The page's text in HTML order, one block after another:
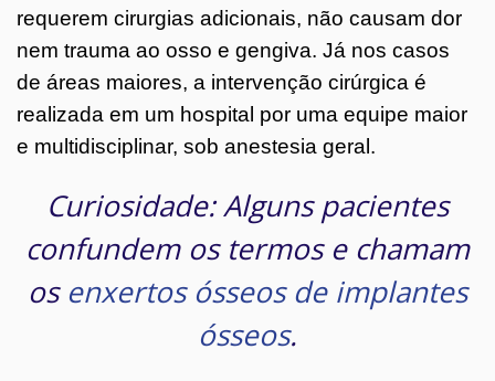
requerem cirurgias adicionais, não causam dor
nem trauma ao osso e gengiva. Já nos casos
de áreas maiores, a intervenção cirúrgica é
realizada em um hospital por uma equipe maior
e multidisciplinar, sob anestesia geral.
Curiosidade: Alguns pacientes
confundem os termos e chamam
osenxertos ósseos de implantes
ósseos.